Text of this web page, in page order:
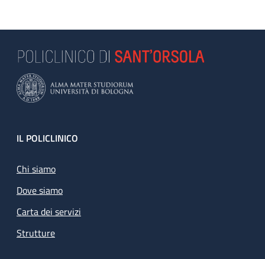
Footer
IL POLICLINICO
Chi siamo
Dove siamo
Carta dei servizi
Strutture